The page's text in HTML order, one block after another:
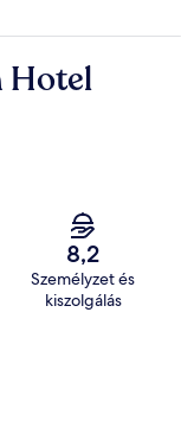
Hotel
8,2
Személyzet és
kiszolgálás